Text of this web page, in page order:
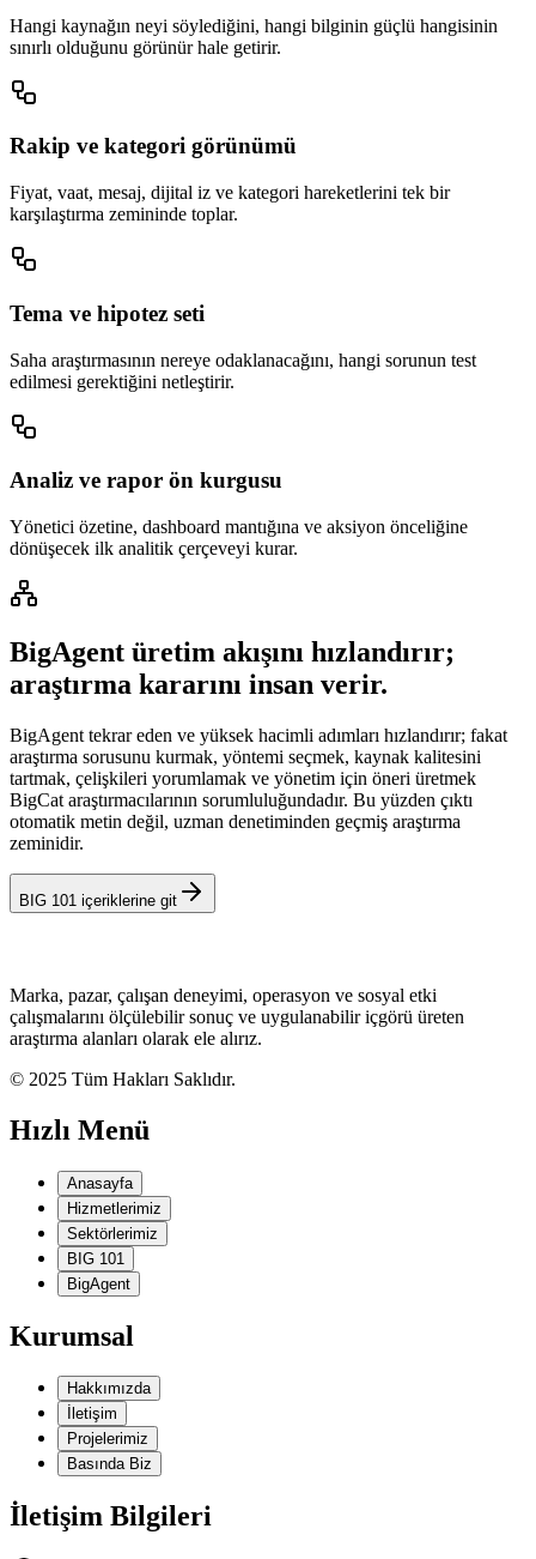
Hangi kaynağın neyi söylediğini, hangi bilginin güçlü hangisinin
sınırlı olduğunu görünür hale getirir.
Rakip ve kategori görünümü
Fiyat, vaat, mesaj, dijital iz ve kategori hareketlerini tek bir
karşılaştırma zemininde toplar.
Tema ve hipotez seti
Saha araştırmasının nereye odaklanacağını, hangi sorunun test
edilmesi gerektiğini netleştirir.
Analiz ve rapor ön kurgusu
Yönetici özetine, dashboard mantığına ve aksiyon önceliğine
dönüşecek ilk analitik çerçeveyi kurar.
BigAgent üretim akışını hızlandırır;
araştırma kararını insan verir.
BigAgent tekrar eden ve yüksek hacimli adımları hızlandırır; fakat
araştırma sorusunu kurmak, yöntemi seçmek, kaynak kalitesini
tartmak, çelişkileri yorumlamak ve yönetim için öneri üretmek
BigCat araştırmacılarının sorumluluğundadır. Bu yüzden çıktı
otomatik metin değil, uzman denetiminden geçmiş araştırma
zeminidir.
BIG 101 içeriklerine git
Marka, pazar, çalışan deneyimi, operasyon ve sosyal etki
çalışmalarını ölçülebilir sonuç ve uygulanabilir içgörü üreten
araştırma alanları olarak ele alırız.
© 2025 Tüm Hakları Saklıdır.
Hızlı Menü
Anasayfa
Hizmetlerimiz
Sektörlerimiz
BIG 101
BigAgent
Kurumsal
Hakkımızda
İletişim
Projelerimiz
Basında Biz
İletişim Bilgileri